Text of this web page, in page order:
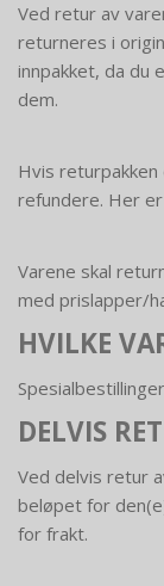
Ved retur av
returneres i
innpakket, da du
dem.
Hvis returpakken
refundere. Her
Varene skal
med prislapper/
HVILKE
DELVIS
Ved delvis retur
beløpet for
for frakt.